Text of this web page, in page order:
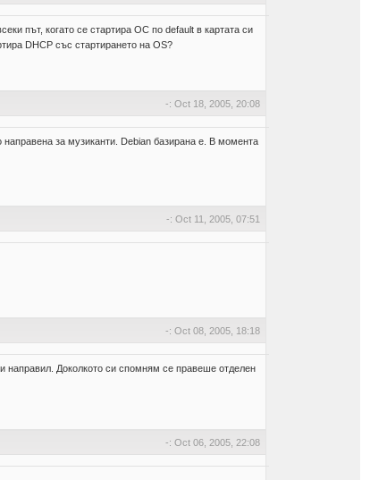
път, когато се стартира ОС по default в картата си
DHCP със стартирането на OS?
-: Oct 18, 2005, 20:08
направена за музиканти. Debian базирана е. В момента
-: Oct 11, 2005, 07:51
-: Oct 08, 2005, 18:18
направил. Доколкото си спомням се правеше отделен
-: Oct 06, 2005, 22:08